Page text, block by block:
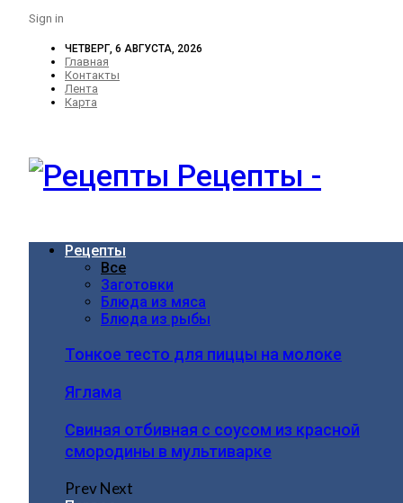
Sign in
ЧЕТВЕРГ, 6 АВГУСТА, 2026
Главная
Контакты
Лента
Карта
Рецепты -
Рецепты
Все
Заготовки
Блюда из мяса
Блюда из рыбы
Тонкое тесто для пиццы на молоке
Яглама
Свиная отбивная с соусом из красной
смородины в мультиварке
PrevNext